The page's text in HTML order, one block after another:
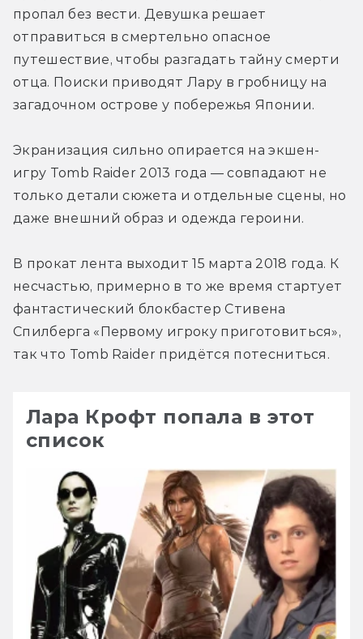
пропал без вести. Девушка решает
отправиться в смертельно опасное
путешествие, чтобы разгадать тайну смерти
отца. Поиски приводят Лару в гробницу на
загадочном острове у побережья Японии.
Экранизация сильно опирается на экшен-
игру Tomb Raider 2013 года — совпадают не
только детали сюжета и отдельные сцены, но
даже внешний образ и одежда героини.
В прокат лента выходит 15 марта 2018 года. К
несчастью, примерно в то же время стартует
фантастический блокбастер Стивена
Спилберга «Первому игроку приготовиться»,
так что Tomb Raider придётся потесниться.
Лара Крофт попала в этот
список